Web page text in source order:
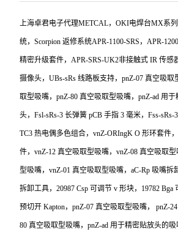
上海卓君电子代理METCAL，OKI电焊台MX系
统，Scorpion 返修系统APR-1100-SRS，APR-
精密升级套件，APR-SRS-UK2非接触式 IR 传感
摄像头，UBs-sRs 线路板支持，pnZ-07 真空吸取
取型吸嘴，pnZ-80 真空吸取型吸嘴，pnZ-ad 用
头，Fsl-sRs-3 长弹簧 pCB 手指 3 毫米，Fss-sRs-
TC3 热电偶多色组合，vnZ-ORIngK O 形环套件
件，vnZ-12 真空吸取型吸嘴，vnZ-08 真空吸取
型吸嘴，vnZ-01 真空吸取型吸嘴，aC-Rp 吸嘴拆
拆卸工具，20987 Csp 可调节 v 形块，19782 Bga
预切开 Kapton，pnZ-07 真空吸取型吸嘴， pnZ-
80 真空吸取型吸嘴，pnZ-ad 用于精密贴放头的